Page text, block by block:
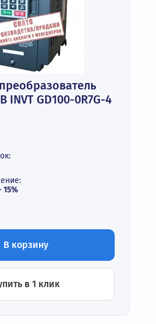
INVT GD100-0R7G-4
15%
В корзину
в 1 клик